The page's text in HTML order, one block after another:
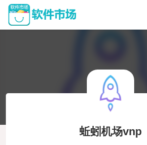
蚯蚓机场vnp